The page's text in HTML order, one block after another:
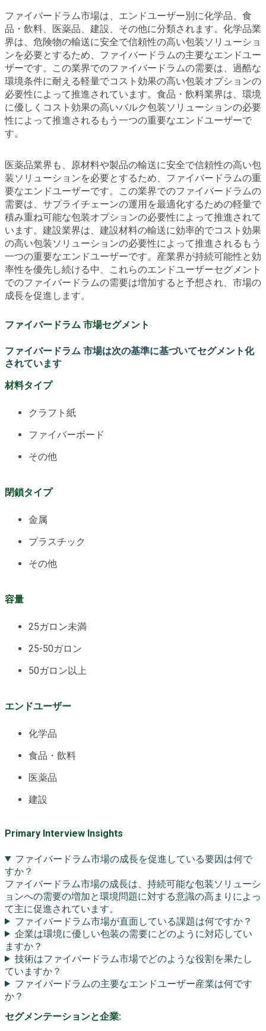
ファイバードラム市場は、エンドユーザー別に化学品、食
品・飲料、医薬品、建設、その他に分類されます。化学品業
界は、危険物の輸送に安全で信頼性の高い包装ソリューショ
ンを必要とするため、ファイバードラムの主要なエンドユー
ザーです。この業界でのファイバードラムの需要は、過酷な
環境条件に耐える軽量でコスト効果の高い包装オプションの
必要性によって推進されています。食品・飲料業界は、環境
に優しくコスト効果の高いバルク包装ソリューションの必要
性によって推進されるもう一つの重要なエンドユーザーで
す。
医薬品業界も、原材料や製品の輸送に安全で信頼性の高い包
装ソリューションを必要とするため、ファイバードラムの重
要なエンドユーザーです。この業界でのファイバードラムの
需要は、サプライチェーンの運用を最適化するための軽量で
積み重ね可能な包装オプションの必要性によって推進されて
います。建設業界は、建設材料の輸送に効率的でコスト効果
の高い包装ソリューションの必要性によって推進されるもう
一つの重要なエンドユーザーです。産業界が持続可能性と効
率性を優先し続ける中、これらのエンドユーザーセグメント
でのファイバードラムの需要は増加すると予想され、市場の
成長を促進します。
ファイバードラム 市場セグメント
ファイバードラム 市場は次の基準に基づいてセグメント化
されています
材料タイプ
クラフト紙
ファイバーボード
その他
閉鎖タイプ
金属
プラスチック
その他
容量
25ガロン未満
25-50ガロン
50ガロン以上
エンドユーザー
化学品
食品・飲料
医薬品
建設
Primary Interview Insights
ファイバードラム市場の成長を促進している要因は何で
すか？
ファイバードラム市場の成長は、持続可能な包装ソリューシ
ョンへの需要の増加と環境問題に対する意識の高まりによっ
て主に促進されています。
ファイバードラム市場が直面している課題は何ですか？
企業は環境に優しい包装の需要にどのように対応してい
ますか？
技術はファイバードラム市場でどのような役割を果たし
ていますか？
ファイバードラムの主要なエンドユーザー産業は何です
か？
セグメンテーションと企業: